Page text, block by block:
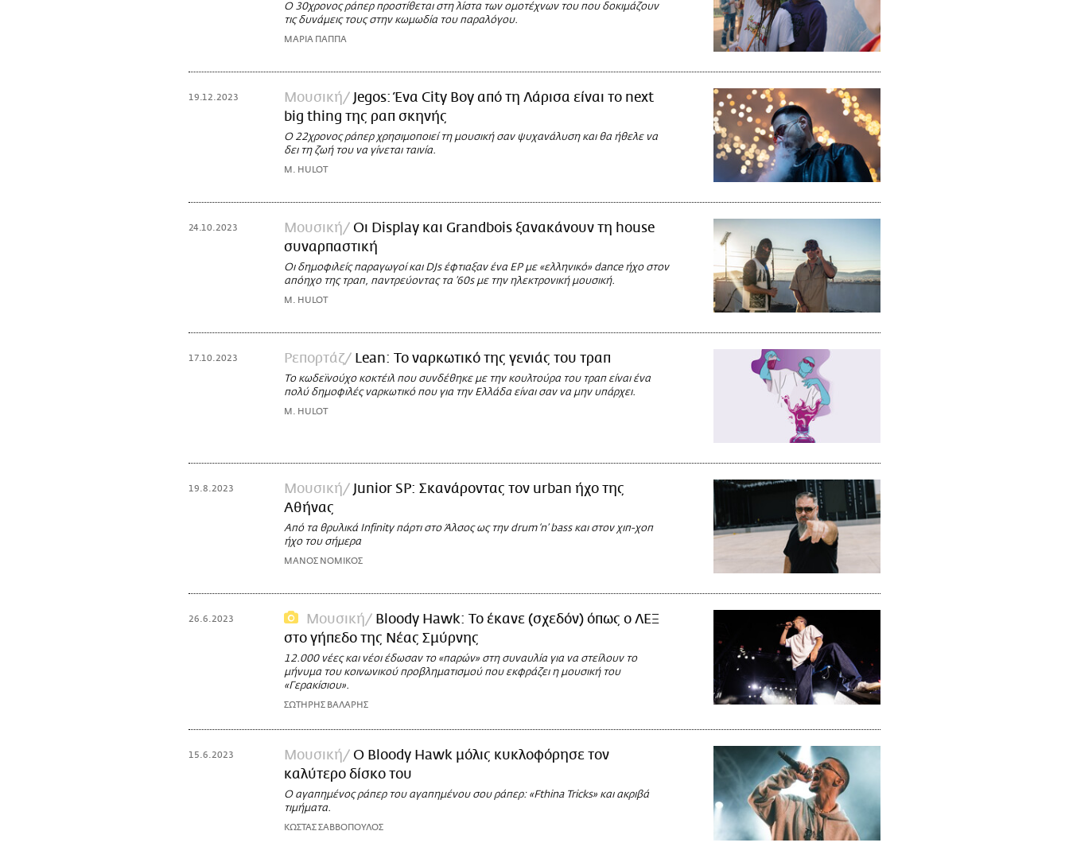
Ο 30χρονος ράπερ προστίθεται στη λίστα των ομοτέχνων του που δοκιμάζουν
τις δυνάμεις τους στην κωμωδία του παραλόγου.
ΜΑΡΙΑ ΠΑΠΠΑ
19.12.2023 Μουσική
Jegos: Ένα City Boy από τη Λάρισα είναι το next
big thing της ραπ σκηνής
Ο 22χρονος ράπερ χρησιμοποιεί τη μουσική σαν ψυχανάλυση και θα ήθελε να
δει τη ζωή του να γίνεται ταινία.
M. HULOT
24.10.2023 Μουσική
Οι Display και Grandbois ξανακάνουν τη house
συναρπαστική
Οι δημοφιλείς παραγωγοί και DJs έφτιαξαν ένα EP με «ελληνικό» dance ήχο στον
απόηχο της τραπ, παντρεύοντας τα ’60s με την ηλεκτρονική μουσική.
M. HULOT
17.10.2023 Ρεπορτάζ Lean: Το ναρκωτικό της γενιάς του τραπ
Το κωδεϊνούχο κοκτέιλ που συνδέθηκε με την κουλτούρα του τραπ είναι ένα
πολύ δημοφιλές ναρκωτικό που για την Ελλάδα είναι σαν να μην υπάρχει.
M. HULOT
19.8.2023 Μουσική
Junior SP: Σκανάροντας τον urban ήχο της
Αθήνας
Από τα θρυλικά Infinity πάρτι στο Άλσος ως την drum ‘n’ bass και στον χιπ-χοπ
ήχο του σήμερα
ΜΑΝΟΣ ΝΟΜΙΚΟΣ
26.6.2023 Μουσική
Bloody Hawk: Το έκανε (σχεδόν) όπως ο ΛΕΞ
στο γήπεδο της Νέας Σμύρνης
12.000 νέες και νέοι έδωσαν το «παρών» στη συναυλία για να στείλουν το
μήνυμα του κοινωνικού προβληματισμού που εκφράζει η μουσική του
«Γερακίσιου».
ΣΩΤΗΡΗΣ ΒΑΛΑΡΗΣ
15.6.2023 Μουσική
O Bloody Hawk μόλις κυκλοφόρησε τον
καλύτερο δίσκο του
Ο αγαπημένος ράπερ του αγαπημένου σου ράπερ: «Fthina Tricks» και ακριβά
τιμήματα.
ΚΩΣΤΑΣ ΣΑΒΒΟΠΟΥΛΟΣ